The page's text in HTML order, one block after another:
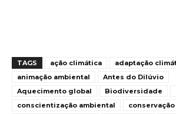
TAGS ação climática adaptação
animação ambiental
Antes do Dilúvio
Aquecimento global
Biodiversidade
conscientização ambiental
conservação